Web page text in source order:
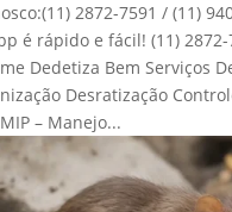
2872-7591 / (11)
é rápido e fácil! (11) 2872-
Dedetiza Bem Serviços
Desratização
– Manejo...